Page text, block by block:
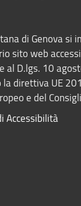
di Genova si
sito web
al D.lgs. 10
la direttiva UE
e del
Accessibilità